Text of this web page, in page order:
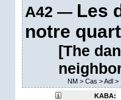
A42 — Les
notre
[The
NM> Cas >Adl>
KABA: